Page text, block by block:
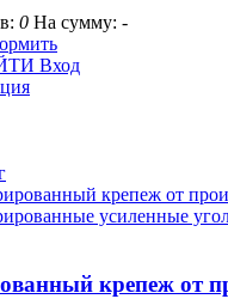
0 На сумму: -
Вход
крепеж от
усиленные
крепеж от